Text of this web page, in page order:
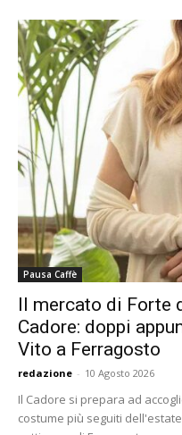
Pausa Caffè
Il mercato di Forte
Cadore: doppi
Vito a Ferragosto
redazione - 10 Agosto 2026
Il Cadore si prepara ad
costume più seguiti